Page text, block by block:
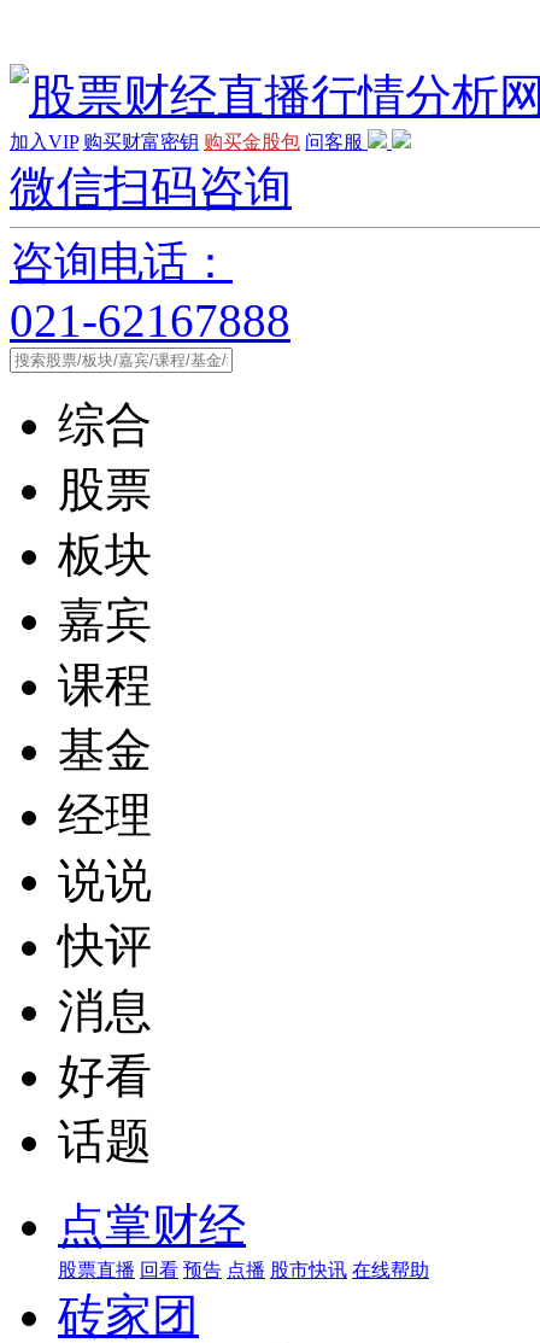
加入VIP 购买财富密钥 购买金股包 问客服
微信扫码咨询
咨询电话：
021-62167888
综合
股票
板块
嘉宾
课程
基金
经理
说说
快评
消息
好看
话题
点掌财经
股票直播 回看 预告 点播 股市快讯 在线帮助
砖家团